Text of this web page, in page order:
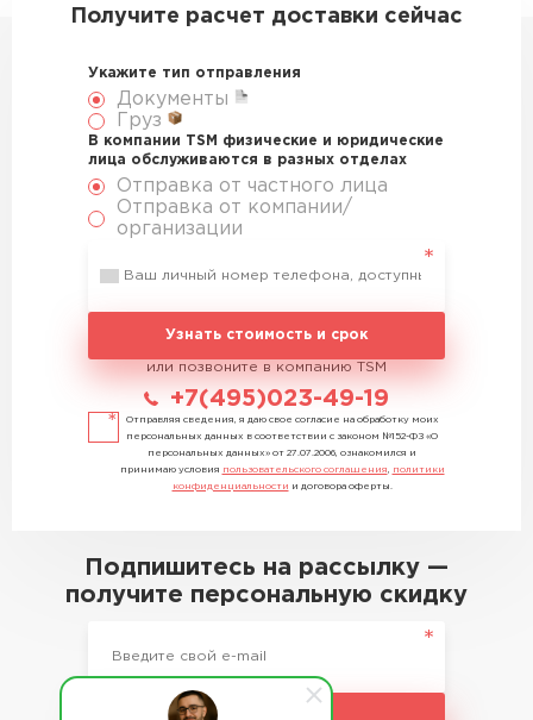
Получите расчет доставки сейчас
Укажите тип отправления
Документы
Груз
В компании TSM физические и юридические
лица обслуживаются в разных отделах
Отправка от частного лица
Отправка от компании/
организации
Узнать стоимость и срок
или позвоните в компанию TSM
+7(495)023-49-19
Отправляя сведения, я даю свое согласие на обработку моих
персональных данных в соответствии с законом №152-ФЗ «О
персональных данных» от 27.07.2006, ознакомился и
принимаю условия пользовательского соглашения
политики
конфиденциальности и договора оферты.
Подпишитесь на рассылку —
получите персональную скидку
Подписаться